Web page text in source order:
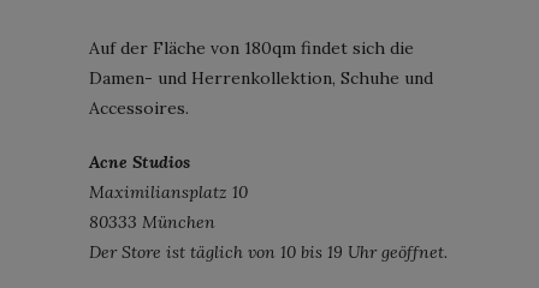
Auf der Fläche von 180qm findet sich die
Damen- und Herrenkollektion, Schuhe und
Accessoires.
Acne Studios
Maximiliansplatz 10
80333 München
Der Store ist täglich von 10 bis 19 Uhr geöffnet.